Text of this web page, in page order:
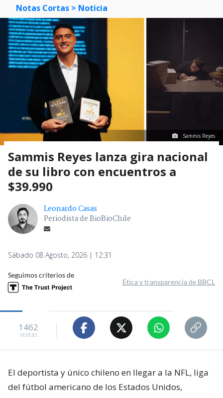
Notas Cortas > Noticia
Sammis Reyes
Sammis Reyes lanza gira nacional
de su libro con encuentros a
$39.990
Leonardo Casas
Periodista de BioBioChile
Sábado 08 Agosto, 2026 | 12:31
Seguimos criterios de
Ética y transparencia de BBCL
1462
visitas
El deportista y único chileno en llegar a la NFL, liga
del fútbol americano de los Estados Unidos,